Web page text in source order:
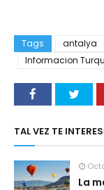
Tags antalya
Informacion
TAL VEZ TE
La